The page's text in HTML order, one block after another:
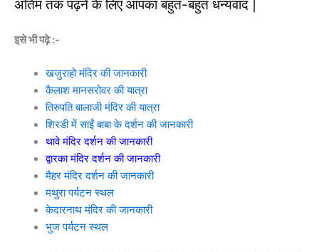
अंतिम तक पढ़ने के लिए आपका बहुत-बहुत धन्यवाद |
इसे भी पढ़े :-
खजुराहो मंदिर की जानकारी
कैलाश मानसरोवर की यात्रा
तिरुपति बालाजी मंदिर की यात्रा
शिरडी में साईं बाबा के दर्शन की जानकारी
थावे मंदिर दर्शन की जानकारी
द्वारका मंदिर दर्शन की जानकारी
मैहर मंदिर दर्शन की जानकारी
मथुरा पर्यटन स्थल
केदारनाथ मंदिर की जानकारी
भुज पर्यटन स्थल